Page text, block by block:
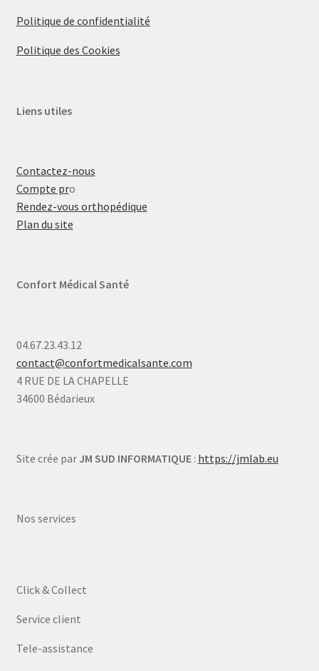
Politique de confidentialité
Politique des Cookies
Liens utiles
Contactez-nous
Compte pro
Rendez-vous orthopédique
Plan du site
Confort Médical Santé
04.67.23.43.12
contact@confortmedicalsante.com
4 RUE DE LA CHAPELLE
34600 Bédarieux
Site crée par JM SUD INFORMATIQUE: https://jmlab.eu
Nos services
Click & Collect
Service client
Tele-assistance